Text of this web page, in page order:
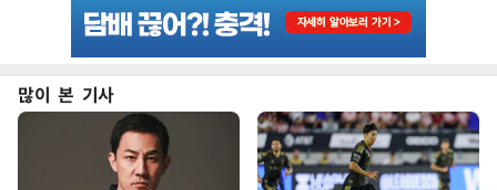
많이 본 기사